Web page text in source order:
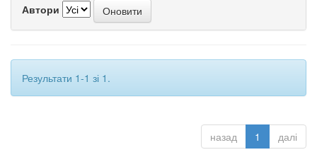
Автори
Результати 1-1 зі 1.
назад 1 далі